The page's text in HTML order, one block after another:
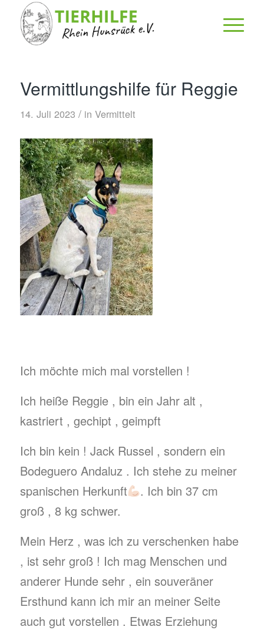
Vermittlungshilfe für Reggie
14. Juli 2023 / in Vermittelt
Ich möchte mich mal vorstellen !
Ich heiße Reggie , bin ein Jahr alt ,
kastriert , gechipt , geimpft
Ich bin kein ! Jack Russel , sondern ein
Bodeguero Andaluz . Ich stehe zu meiner
spanischen Herkunft
. Ich bin 37 cm
groß , 8 kg schwer.
Mein Herz , was ich zu verschenken habe
, ist sehr groß ! Ich mag Menschen und
anderer Hunde sehr , ein souveräner
Ersthund kann ich mir an meiner Seite
auch gut vorstellen . Etwas Erziehung